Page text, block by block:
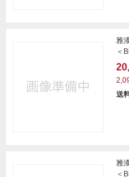
雅
＜
送
雅
＜